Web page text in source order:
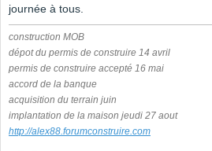
journée à tous.
construction MOB
dépot du permis de construire 14 avril
permis de construire accepté 16 mai
accord de la banque
acquisition du terrain juin
implantation de la maison jeudi 27 aout
http://alex88.forumconstruire.com